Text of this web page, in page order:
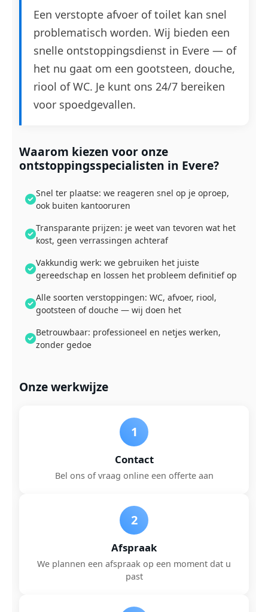
Een verstopte afvoer of toilet kan snel
problematisch worden. Wij bieden een
snelle ontstoppingsdienst in Evere — of
het nu gaat om een gootsteen, douche,
riool of WC. Je kunt ons 24/7 bereiken
voor spoedgevallen.
Waarom kiezen voor onze
ontstoppingsspecialisten in Evere?
Snel ter plaatse: we reageren snel op je oproep,
ook buiten kantooruren
Transparante prijzen: je weet van tevoren wat het
kost, geen verrassingen achteraf
Vakkundig werk: we gebruiken het juiste
gereedschap en lossen het probleem definitief op
Alle soorten verstoppingen: WC, afvoer, riool,
gootsteen of douche — wij doen het
Betrouwbaar: professioneel en netjes werken,
zonder gedoe
Onze werkwijze
1
Contact
Bel ons of vraag online een offerte aan
2
Afspraak
We plannen een afspraak op een moment dat u
past